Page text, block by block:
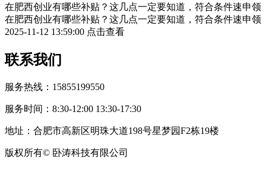
在肥西创业有哪些补贴？这几点一定要知道，符合条件速申领
在肥西创业有哪些补贴？这几点一定要知道，符合条件速申领
2025-11-12 13:59:00 点击查看
联系我们
服务热线：15855199550
服务时间：8:30-12:00 13:30-17:30
地址：合肥市高新区明珠大道198号星梦园F2栋19楼
版权所有© 卧涛科技有限公司